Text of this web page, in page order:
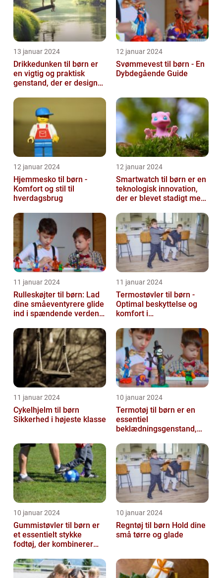
13 januar 2024
Drikkedunken til børn er
en vigtig og praktisk
genstand, der er designet
...
12 januar 2024
Svømmevest til børn - En
Dybdegående Guide
12 januar 2024
Hjemmesko til børn -
Komfort og stil til
hverdagsbrug
12 januar 2024
Smartwatch til børn er en
teknologisk innovation,
der er blevet stadigt mere
11 januar 2024
Rulleskøjter til børn: Lad
dine småeventyrere glide
ind i spændende verden
11 januar 2024
Termostøvler til børn -
Optimal beskyttelse og
komfort i
11 januar 2024
Cykelhjelm til børn
Sikkerhed i højeste klasse
10 januar 2024
Termotøj til børn er en
essentiel
beklædningsgenstand,
rolle i at holde vor...
10 januar 2024
Gummistøvler til børn er
et essentielt stykke
fodtøj, der kombinerer
stil...
10 januar 2024
Regntøj til børn Hold dine
små tørre og glade